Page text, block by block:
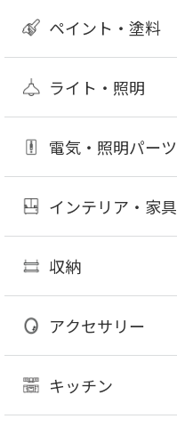
ペイント・塗料
ライト・照明
電気・照明パーツ
インテリア・家具
収納
アクセサリー
キッチン